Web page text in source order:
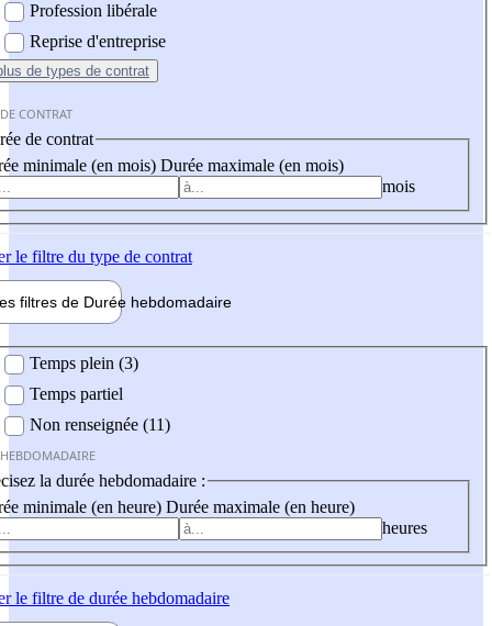
Profession libérale
Reprise d'entreprise
de types de contrat
CONTRAT
de contrat
minimale (en mois) Durée maximale (en mois)
mois
le filtre du type de contrat
filtres de Durée hebdomadaire
Temps plein (3)
Temps partiel
Non renseignée (11)
la durée hebdomadaire :
minimale (en heure) Durée maximale (en heure)
heures
le filtre de durée hebdomadaire